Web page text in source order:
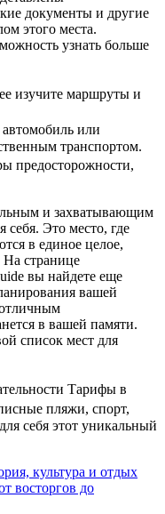
документы и другие
этого места.
узнать больше
изучите маршруты и
или
транспортом.
предосторожности,
и захватывающим
себя. Это место, где
в единое целое,
На странице
вы найдете еще
вашей
в вашей памяти.
список мест для
Тарифы в
пляжи, спорт,
себя этот уникальный
культура и отдых
восторгов до